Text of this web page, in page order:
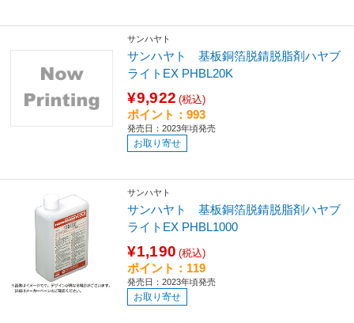
サンハヤト
サンハヤト 基板銅箔脱錆脱脂剤ハヤブ
ライトEX PHBL20K
¥9,922 (税込)
ポイント：993
発売日：2023年頃発売
お取り寄せ
サンハヤト
サンハヤト 基板銅箔脱錆脱脂剤ハヤブ
ライトEX PHBL1000
¥1,190 (税込)
ポイント：119
発売日：2023年頃発売
お取り寄せ